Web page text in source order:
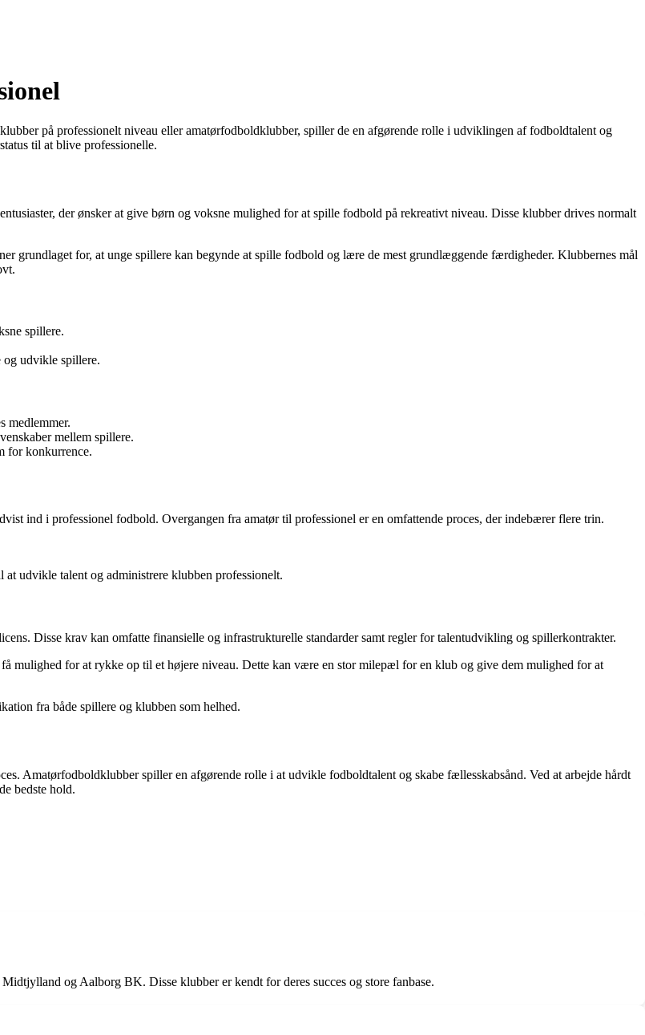
på professionelt niveau eller amatørfodboldklubber, spiller de en afgørende rolle i udviklingen af fodboldtalent og
til at blive professionelle.
der ønsker at give børn og voksne mulighed for at spille fodbold på rekreativt niveau. Disse klubber drives normalt
grundlaget for, at unge spillere kan begynde at spille fodbold og lære de mest grundlæggende færdigheder. Klubbernes mål
spillere.
og udvikle spillere.
medlemmer.
mellem spillere.
for konkurrence.
ind i professionel fodbold. Overgangen fra amatør til professionel er en omfattende proces, der indebærer flere trin.
udvikle talent og administrere klubben professionelt.
Disse krav kan omfatte finansielle og infrastrukturelle standarder samt regler for talentudvikling og spillerkontrakter.
mulighed for at rykke op til et højere niveau. Dette kan være en stor milepæl for en klub og give dem mulighed for at
fra både spillere og klubben som helhed.
Amatørfodboldklubber spiller en afgørende rolle i at udvikle fodboldtalent og skabe fællesskabsånd. Ved at arbejde hårdt
bedste hold.
og Aalborg BK. Disse klubber er kendt for deres succes og store fanbase.